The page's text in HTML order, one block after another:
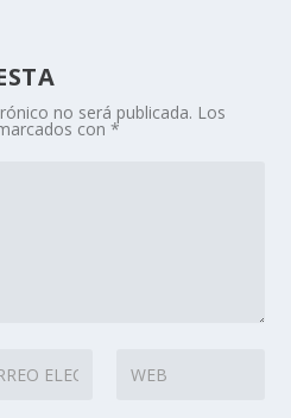
no será publicada. Los
con*